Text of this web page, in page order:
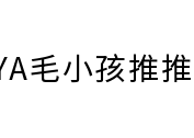
毛小孩推